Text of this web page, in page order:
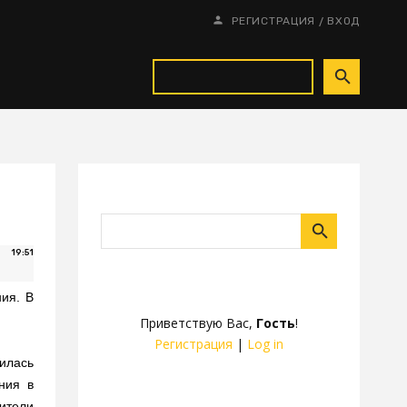
РЕГИСТРАЦИЯ / ВХОД
Приветствую Вас, Гость!
Регистрация | Log in
19:51
В
в